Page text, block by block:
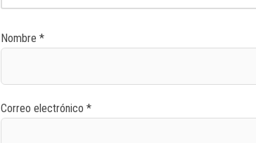
Nombre*
Correo electrónico*